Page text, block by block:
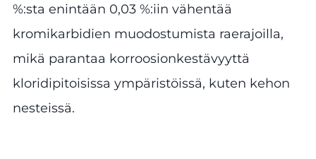
%:sta enintään 0,03 %:iin vähentää
kromikarbidien muodostumista raerajoilla,
mikä parantaa korroosionkestävyyttä
kloridipitoisissa ympäristöissä, kuten kehon
nesteissä.